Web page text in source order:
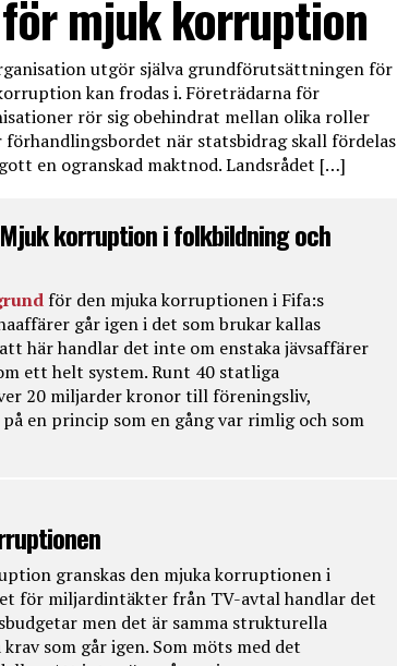
mjuk korruption
utgör själva grundförutsättningen för
kan frodas i. Företrädarna för
rör sig obehindrat mellan olika roller
när statsbidrag skall fördelas
en ogranskad maktnod. Landsrådet […]
korruption i folkbildning och
för den mjuka korruptionen i Fifa:s
går igen i det som brukar kallas
här handlar det inte om enstaka jävsaffärer
ett helt system. Runt 40 statliga
20 miljarder kronor till föreningsliv,
en princip som en gång var rimlig och som
granskas den mjuka korruptionen i
för miljardintäkter från TV-avtal handlar det
men det är samma strukturella
som går igen. Som möts med det